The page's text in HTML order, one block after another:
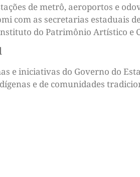
de metrô, aeroportos e
com as secretarias estaduais
do Patrimônio Artístico e
e iniciativas do Governo do
e de comunidades